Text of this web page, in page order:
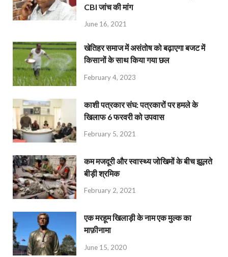
CBI जांच की मांग
June 16, 2021
खेतिहर समाज में असंतोष को बढ़ाएगा बजट में
किसानों के साथ किया गया छल
February 4, 2023
काशी पत्रकार संघ: पत्रकारों पर हमले के
खिलाफ 6 फरवरी को उपवास
February 5, 2021
कम मजदूरी और स्वास्थ्य जोखिमों के बीच झूलते
बीड़ी श्रमिक
February 2, 2021
एक मरहूम खिलाड़ी के नाम एक मुल्क का
माफ़ीनामा
June 15, 2020